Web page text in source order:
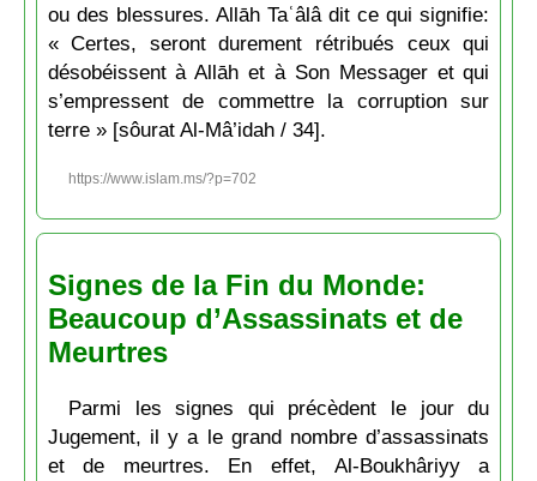
ou des blessures. Allāh Taʿâlâ dit ce qui signifie:
« Certes, seront durement rétribués ceux qui
désobéissent à Allāh et à Son Messager et qui
s’empressent de commettre la corruption sur
terre » [sôurat Al-Mâ’idah / 34].
https://www.islam.ms/?p=702
Signes de la Fin du Monde:
Beaucoup d’Assassinats et de
Meurtres
Parmi les signes qui précèdent le jour du
Jugement, il y a le grand nombre d’assassinats
et de meurtres. En effet, Al-Boukhâriyy a